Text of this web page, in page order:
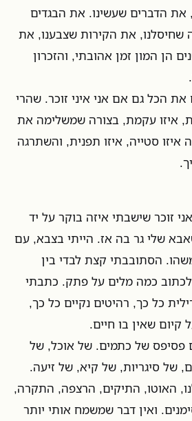
הדברים שעשינו. את הבגדים
שחיסלנו, את הקירות שצבענו, את
הן המון זמן אהובתי, והזכרון
את הכל גם אם אני איני זוכר. שהרי
איזו עקמת, בצורה שמשלימה את
איזו סטייה, איזו תפנית, והשתרגה
זוכר שישבתי איזה בוקר על יד
שלי גר בה אז. הייתי בצבא, עם
הסתובבתי קצת לבדי בין
לכתוב כמה מלים על פתק. כתבתי
כל כך, רהיטים נקיים כל כך,
קיום שאין בו חיים.
פסיפס של כתמים. של אוכל, של
של סיגריות, של קיא, של זיעה.
האוטו, התיקים, הרצפה, התקרה,
ואין דבר שמשמח אותי יותר